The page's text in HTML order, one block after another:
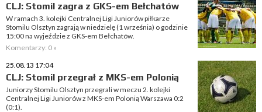
CLJ: Stomil zagra z GKS-em Bełchatów
W ramach 3. kolejki Centralnej Ligi Juniorów piłkarze
Stomilu Olsztyn zagrają w niedzielę (1 września) o godzinie
15:00 na wyjeździe z GKS-em Bełchatów.
Komentarzy: 0 »
25.08.13 17:04
CLJ: Stomil przegrał z MKS-em Polonią
Juniorzy Stomilu Olsztyn przegrali w meczu 2. kolejki
Centralnej Ligi Juniorów z MKS-em Polonią Warszawa 0:2
(0:1).